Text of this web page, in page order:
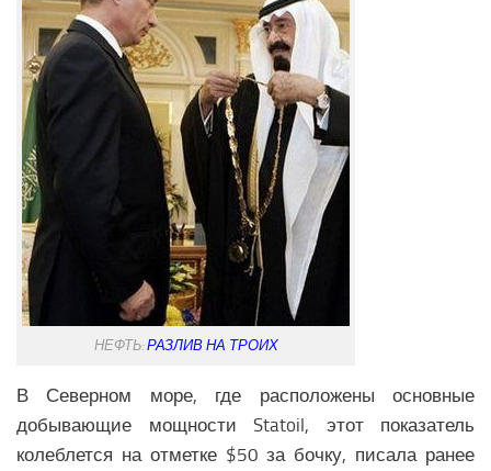
НЕФТЬ:РАЗЛИВ НА ТРОИХ
В Северном море, где расположены основные
добывающие мощности Statoil, этот показатель
колеблется на отметке $50 за бочку, писала ранее